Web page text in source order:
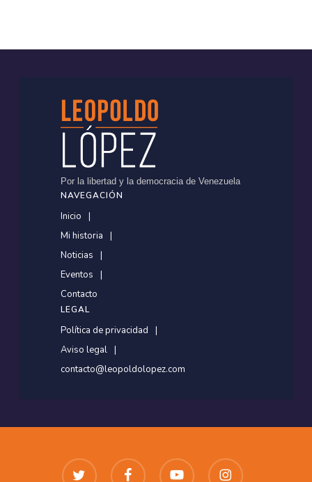
Por la libertad y la democracia de Venezuela
NAVEGACIÓN
Inicio
Mi historia
Noticias
Eventos
Contacto
LEGAL
Política de privacidad
Aviso legal
contacto@leopoldolopez.com
twitter facebook youtube instagram